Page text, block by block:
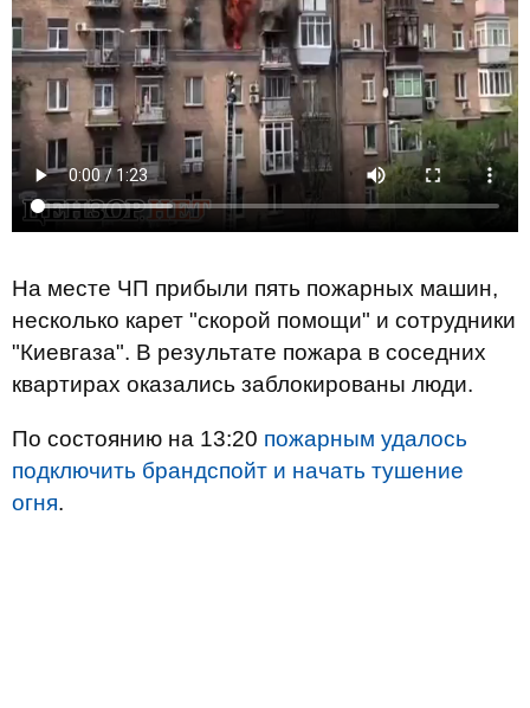
На месте ЧП прибыли пять пожарных машин,
несколько карет "скорой помощи" и сотрудники
"Киевгаза". В результате пожара в соседних
квартирах оказались заблокированы люди.
По состоянию на 13:20 пожарным удалось
подключить брандспойт и начать тушение
огня.